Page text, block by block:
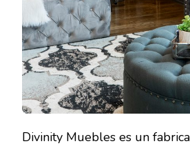
Divinity Muebles es un